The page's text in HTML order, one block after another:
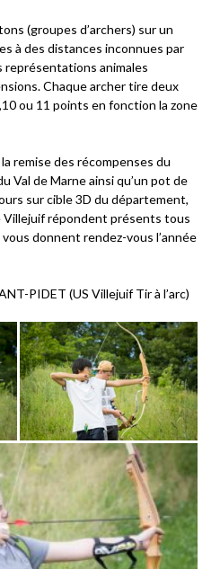
(groupes d’archers) sur un
à des distances inconnues par
animales
Chaque archer tire deux
ou 11 points en fonction la zone
remise des récompenses du
Val de Marne ainsi qu’un pot de
sur cible 3D du département,
Villejuif répondent présents tous
donnent rendez-vous l’année
PIDET (US Villejuif Tir à l’arc)